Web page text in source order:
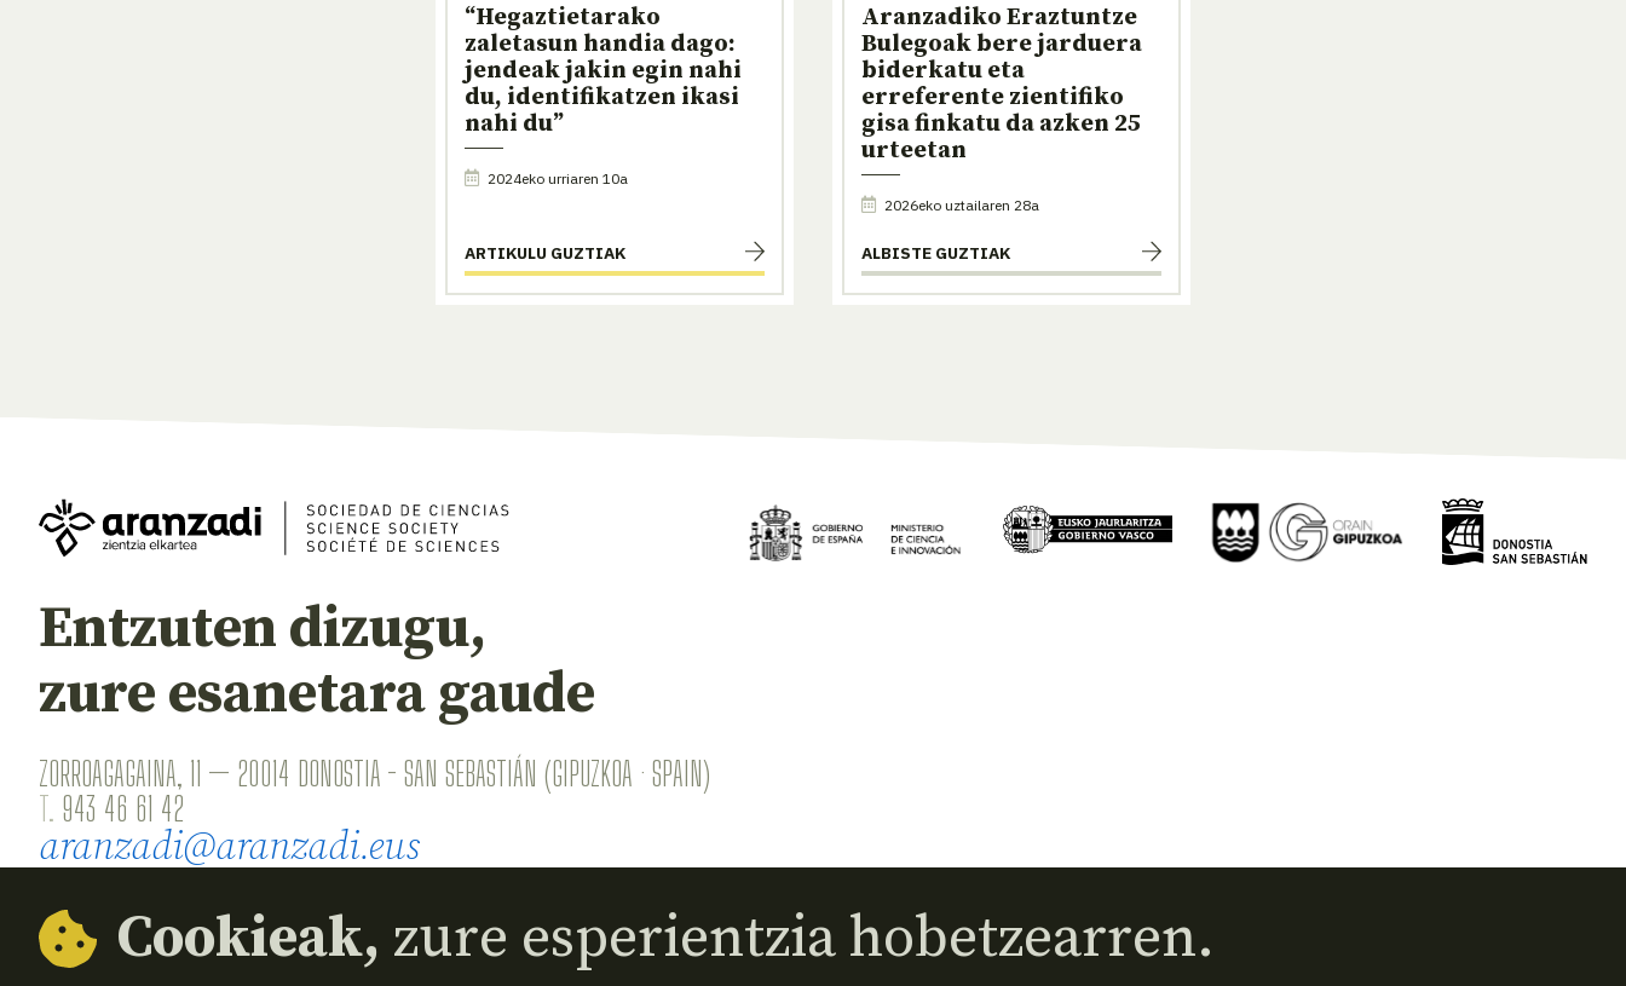
“Hegaztietarako
zaletasun handia dago:
jendeak jakin egin nahi
du, identifikatzen ikasi
nahi du”
2024eko urriaren 10a
ARTIKULU GUZTIAK
Aranzadiko Eraztuntze
Bulegoak bere jarduera
biderkatu eta
erreferente zientifiko
gisa finkatu da azken 25
urteetan
2026eko uztailaren 28a
ALBISTE GUZTIAK
Entzuten dizugu,
zure esanetara gaude
ZORROAGAGAINA, 11 — 20014 DONOSTIA - SAN SEBASTIÁN (GIPUZKOA · SPAIN)
T. 943 46 61 42
aranzadi@aranzadi.eus
Cookieak, zure esperientzia hobetzearren.